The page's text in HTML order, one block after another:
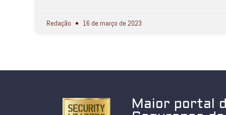
Redação 16 de março de 2023
Maior portal